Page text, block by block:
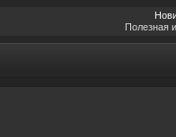
Полезная